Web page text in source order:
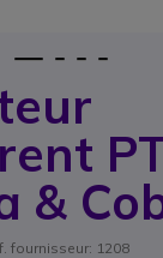
&
fournisseur: 1208
d’images